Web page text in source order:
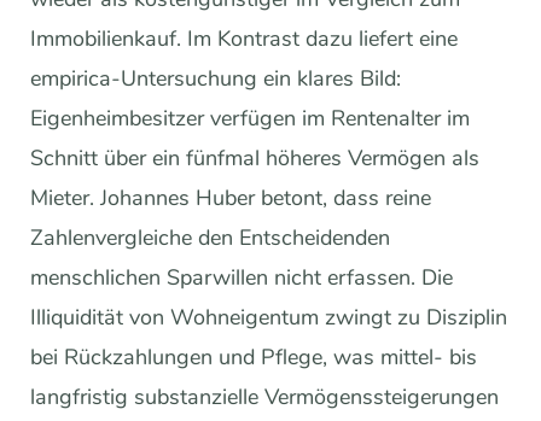
Immobilienkauf. Im Kontrast dazu liefert eine
empirica-Untersuchung ein klares Bild:
Eigenheimbesitzer verfügen im Rentenalter im
Schnitt über ein fünfmal höheres Vermögen als
Mieter. Johannes Huber betont, dass reine
Zahlenvergleiche den Entscheidenden
menschlichen Sparwillen nicht erfassen. Die
Illiquidität von Wohneigentum zwingt zu Disziplin
bei Rückzahlungen und Pflege, was mittel- bis
langfristig substanzielle Vermögenssteigerungen